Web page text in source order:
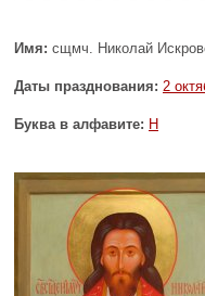
Имя: сщмч. Николай
Даты празднования: 2
Буква в алфавите: Н